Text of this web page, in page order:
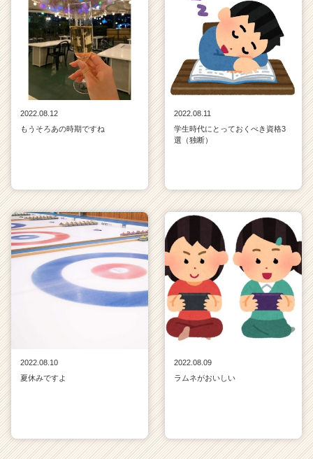
2022.08.12
もうそろあの時期ですね
2022.08.11
学生時代にとっておくべき資格3
選（独断）
2022.08.10
夏休みですよ
2022.08.09
ラムネがおいしい